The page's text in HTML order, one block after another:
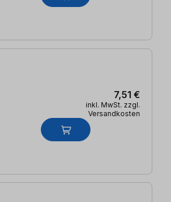
7,51 €
inkl. MwSt. zzgl.
Versandkosten